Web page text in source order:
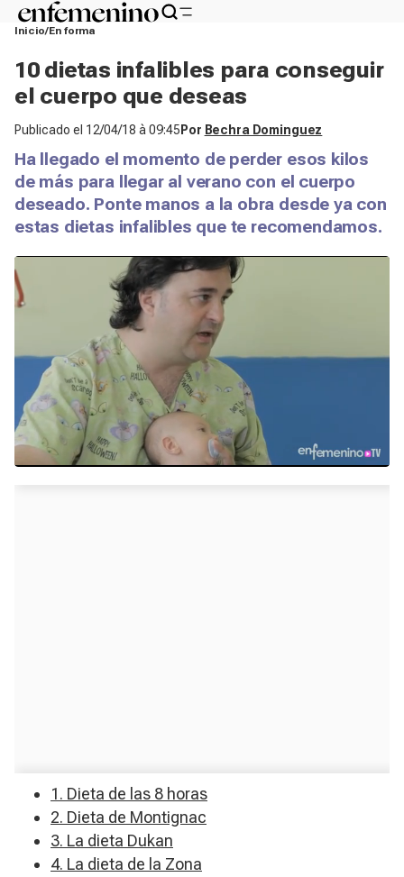
Inicio En forma
10 dietas infalibles para conseguir
el cuerpo que deseas
Publicado el 12/04/18 à 09:45 Por Bechra Dominguez
Ha llegado el momento de perder esos kilos
de más para llegar al verano con el cuerpo
deseado. Ponte manos a la obra desde ya con
estas dietas infalibles que te recomendamos.
1. Dieta de las 8 horas
2. Dieta de Montignac
3. La dieta Dukan
4. La dieta de la Zona